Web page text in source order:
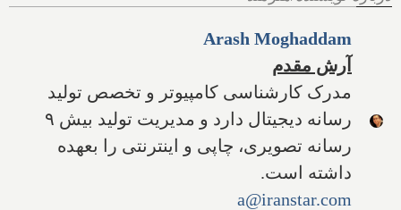
Arash Moghaddam
آرش مقدم
مدرک کارشناسی کامپیوتر و تخصص تولید
رسانه دیجیتال دارد و مدیریت تولید بیش ۹
رسانه تصویری، چاپی و اینترنتی را بعهده
داشته است.
a@iranstar.com